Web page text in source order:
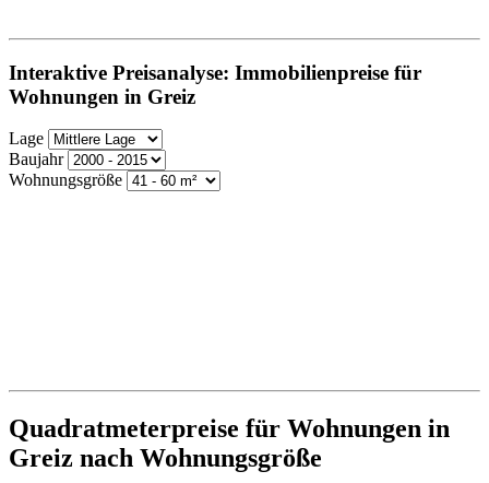
Interaktive Preisanalyse: Immobilienpreise für
Wohnungen in Greiz
Lage
Baujahr
Wohnungsgröße
Quadratmeterpreise für Wohnungen in
Greiz nach Wohnungsgröße